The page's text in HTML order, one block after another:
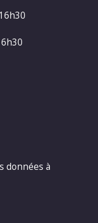
données à